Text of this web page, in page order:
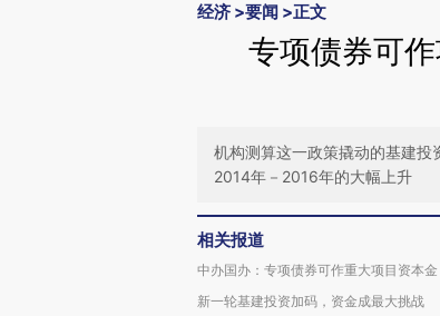
经济 >要闻 >正文
专项债券可
机构测算这一政策撬动的基建投
2014年－2016年的大幅上升
相关报道
中办国办：专项债券可作重大项目资本金
新一轮基建投资加码，资金成最大挑战